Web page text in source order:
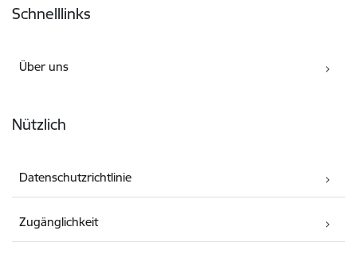
Schnelllinks
Über uns
Nützlich
Datenschutzrichtlinie
Zugänglichkeit